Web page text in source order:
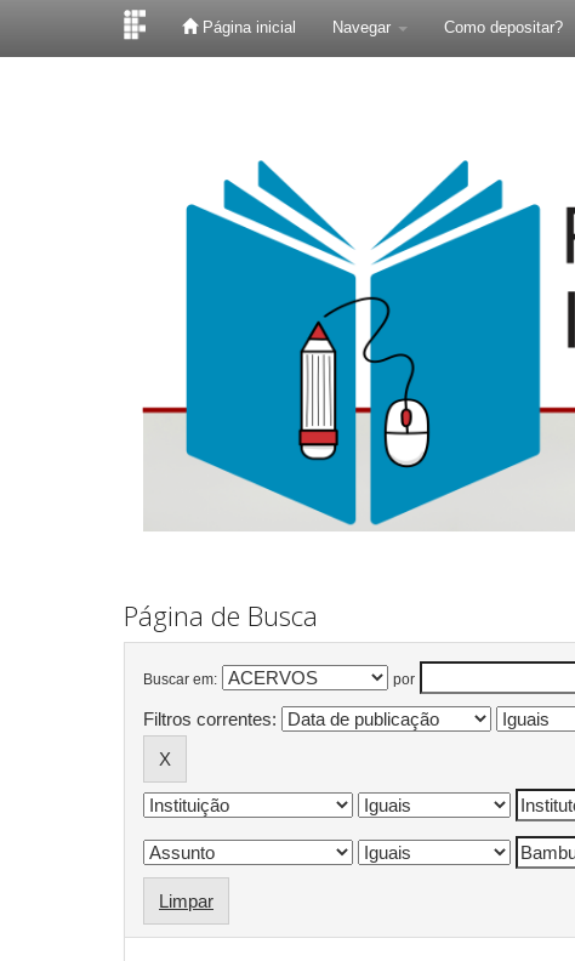
Página inicial Navegar Como depositar?
Página de Busca
Buscar em: por
Filtros correntes:
Limpar